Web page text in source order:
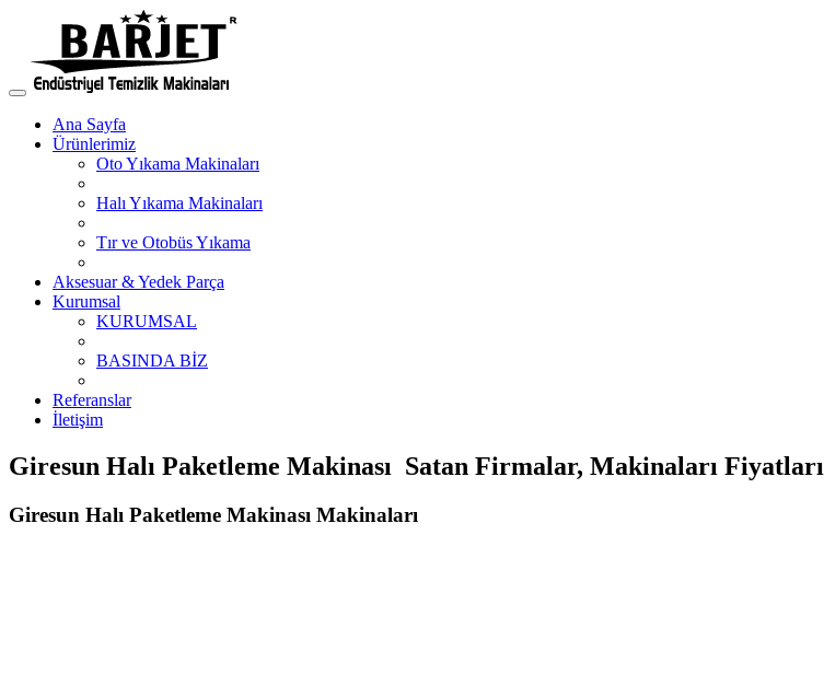
Ana Sayfa
Ürünlerimiz
Oto Yıkama Makinaları
Halı Yıkama Makinaları
Tır ve Otobüs Yıkama
Aksesuar & Yedek Parça
Kurumsal
KURUMSAL
BASINDA BİZ
Referanslar
İletişim
Giresun Halı Paketleme Makinası Satan Firmalar, Makinaları Fiyatları
Giresun Halı Paketleme Makinası Makinaları